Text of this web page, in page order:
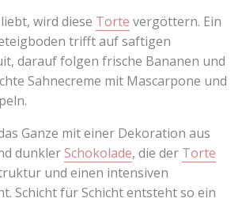
wird diese Torte vergöttern. Ein
trifft auf saftigen
darauf folgen frische Bananen und
Sahnecreme mit Mascarpone und
Ganze mit einer Dekoration aus
dunklerSchokolade, die der Torte
und einen intensiven
Schicht für Schicht entsteht so ein